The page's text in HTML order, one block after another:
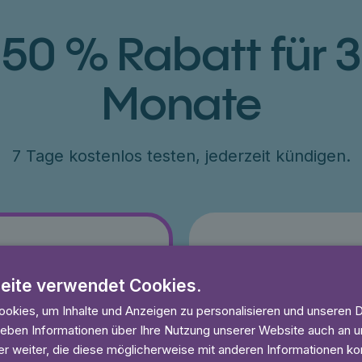
50 % Rabatt für 3
Monate
7 Tage kostenlos testen, jederzeit kündigen.
50% Rabatt
anhören
€79 für ein Jahr,
7 Tage kostenlos testen
Unbegrenzt lesen und
verwendet Cookies.
um Inhalte und Anzeigen zu personalisieren und unseren
Informationen über Ihre Nutzung unserer Website auch an
weiter, die diese möglicherweise mit anderen Informationen